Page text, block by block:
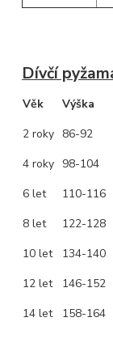
Dívčí
Věk Výška
2 roky 86-92
4 roky 98-104
6 let
110-116
8 let
122-128
10 let
134-140
12 let
146-152
14 let
158-164